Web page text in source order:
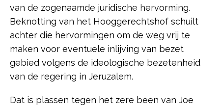
van de zogenaamde juridische hervorming.
Beknotting van het Hooggerechtshof schuilt
achter die hervormingen om de weg vrij te
maken voor eventuele inlijving van bezet
gebied volgens de ideologische bezetenheid
van de regering in Jeruzalem.
Dat is plassen tegen het zere been van Joe